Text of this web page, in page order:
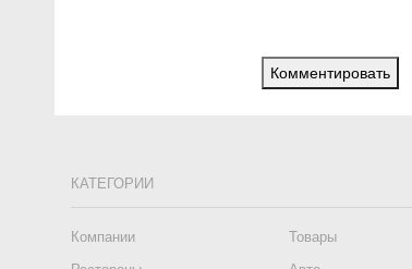
Комментировать
КАТЕГОРИИ
Компании
Товары